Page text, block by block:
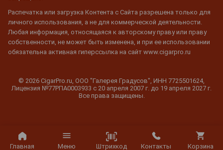
Главная Меню Штрихкод Контакты Корзина
Распечатка или загрузка Контента с Сайта разрешена только для
личного использования, а не для коммерческой деятельности.
Любая информация, относящаяся к авторскому праву или праву
собственности, не может быть изменена, и при ее использовании
обязательна активная гиперссылка на сайт www.cigarpro.ru
© 2026 CigarPro.ru, ООО "Галерея Градусов", ИНН 7725501624,
Лицензия №77РПА0003933 c 20 апреля 2007 г. до 19 апреля 2027 г.
Все права защищены.